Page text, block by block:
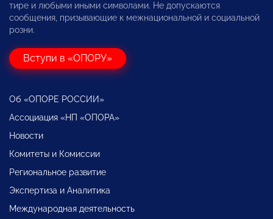
тире и любыми иными символами. Не допускаются
сообщения, призывающие к межнациональной и социальной
розни.
Вступи в «ОПОРУ»
Об «ОПОРЕ РОССИИ»
Ассоциация «НП «ОПОРА»
Новости
Комитеты и Комиссии
Региональное развитие
Экспертиза и Аналитика
Международная деятельность